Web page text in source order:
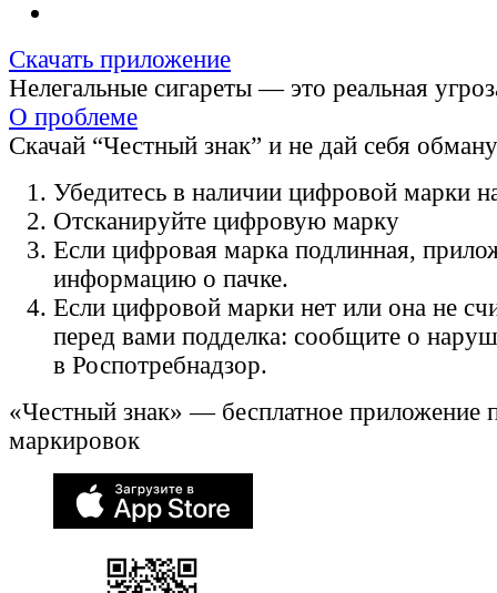
Скачать приложение
Нелегальные сигареты — это реальная
О проблеме
Скачай “Честный знак” и не дай себя
Убедитесь в наличии цифровой марки
Отсканируйте цифровую марку
Если цифровая марка подлинная,
информацию о пачке.
Если цифровой марки нет или она не
перед вами подделка: сообщите о
в Роспотребнадзор.
«Честный знак» — бесплатное приложение
маркировок